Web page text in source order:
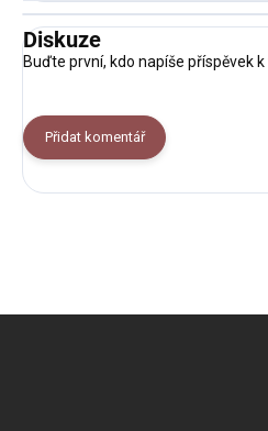
Diskuze
Buďte první, kdo napíše příspěvek k
Přidat komentář